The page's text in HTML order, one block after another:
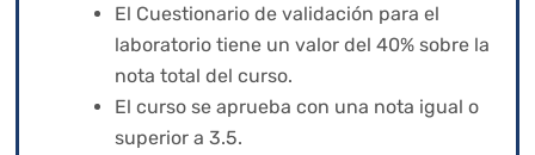
El Cuestionario de validación para el
laboratorio tiene un valor del 40% sobre la
nota total del curso.
El curso se aprueba con una nota igual o
superior a 3.5.